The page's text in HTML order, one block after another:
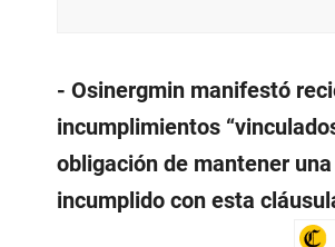
- Osinergmin manifestó
incumplimientos
obligación de mantener
incumplido con esta